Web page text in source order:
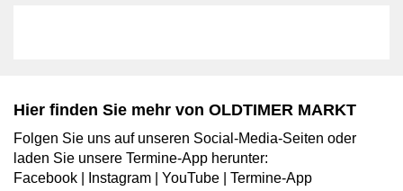
Hier finden Sie mehr von OLDTIMER MARKT
Folgen Sie uns auf unseren Social-Media-Seiten oder
laden Sie unsere Termine-App herunter:
Facebook
Instagram YouTube Termine-App